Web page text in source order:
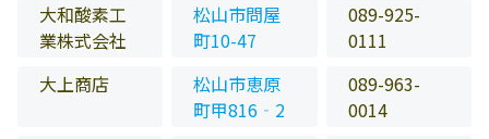
大和酸素工
業株式会社
松山市問屋
町10-47
089-925-
0111
大上商店
松山市恵原
町甲816‐2
089-963-
0014